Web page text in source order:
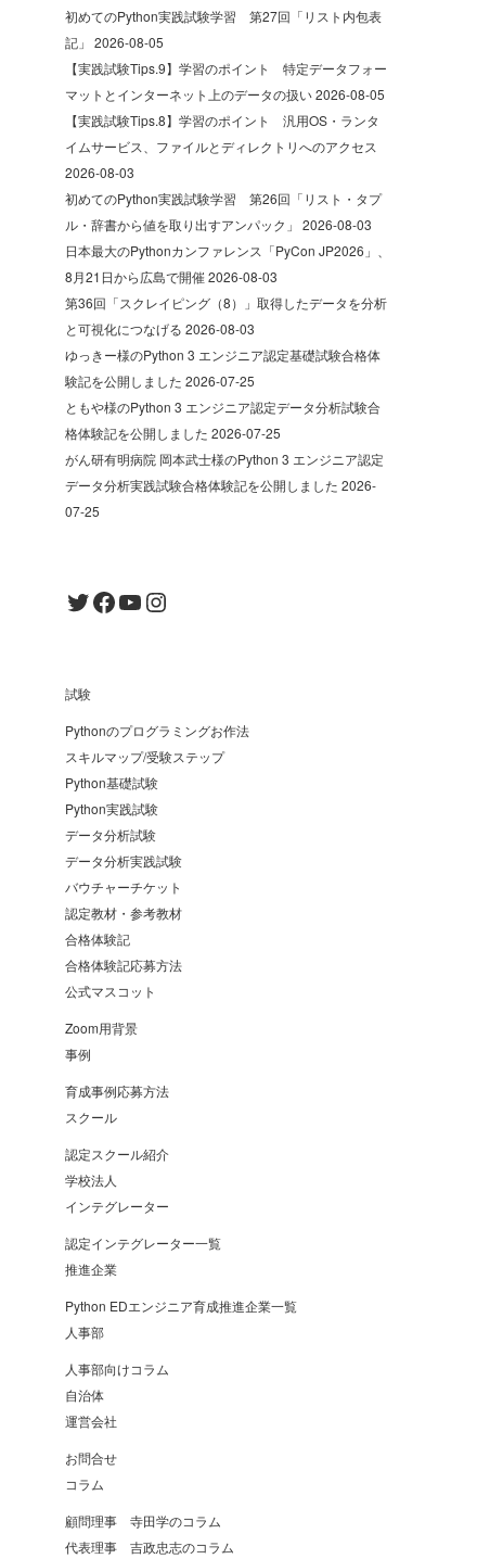
初めてのPython実践試験学習 第27回「リスト内包表
記」 2026-08-05
【実践試験Tips.9】学習のポイント 特定データフォー
マットとインターネット上のデータの扱い2026-08-05
【実践試験Tips.8】学習のポイント 汎用OS・ランタ
イムサービス、ファイルとディレクトリへのアクセス
2026-08-03
初めてのPython実践試験学習 第26回「リスト・タプ
ル・辞書から値を取り出すアンパック」 2026-08-03
日本最大のPythonカンファレンス「PyCon JP2026」、
8月21日から広島で開催2026-08-03
第36回「スクレイピング（8）」取得したデータを分析
と可視化につなげる 2026-08-03
ゆっきー様のPython 3 エンジニア認定基礎試験合格体
験記を公開しました 2026-07-25
ともや様のPython 3 エンジニア認定データ分析試験合
格体験記を公開しました 2026-07-25
がん研有明病院 岡本武士様のPython 3 エンジニア認定
データ分析実践試験合格体験記を公開しました 2026-
07-25
Twitter
Facebook
YouTube
Instagram
試験
Pythonのプログラミングお作法
スキルマップ/受験ステップ
Python基礎試験
Python実践試験
データ分析試験
データ分析実践試験
バウチャーチケット
認定教材・参考教材
合格体験記
合格体験記応募方法
公式マスコット
Zoom用背景
事例
育成事例応募方法
スクール
認定スクール紹介
学校法人
インテグレーター
認定インテグレーター一覧
推進企業
Python EDエンジニア育成推進企業一覧
人事部
人事部向けコラム
自治体
運営会社
お問合せ
コラム
顧問理事 寺田学のコラム
代表理事 吉政忠志のコラム